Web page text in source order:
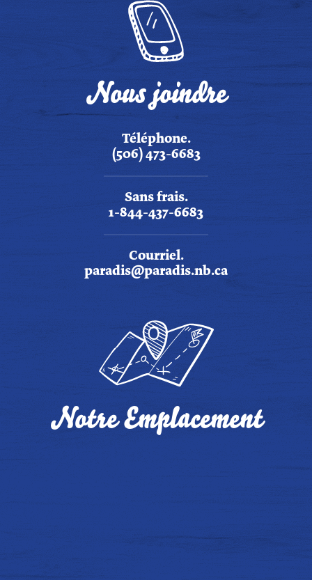
Nous joindre
Téléphone.
(506) 473-6683
Sans frais.
1-844-437-6683
Courriel.
paradis@paradis.nb.ca
Notre Emplacement